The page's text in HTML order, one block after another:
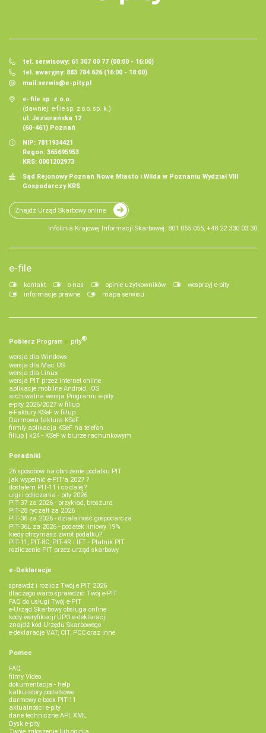
tel. serwisowy: 61 307 00 77 (08:00 - 16:00)
tel. awaryjny: 883 784 626 (16:00 - 18:00)
mail:serwis@e-pity.pl
e-file sp. z o.o.
(dawniej: e-file sp. z o.o. sp. k.)
ul. Jeziorańska 12
(60-461) Poznań
NIP: 7811934421
Regon: 365695953
KRS: 0001202973
Sąd Rejonowy Poznań Nowe Miasto i Wilda w Poznaniu Wydział VIII
Gospodarczy KRS.
Znajdź Urząd Skarbowy online
Infolinia Krajowej Informacji Skarbowej: 801 055 055, +48 22 330 03 30
e-file
kontakt o nas opinie użytkowników
wesprzyj e-pity
informacje prawne
mapa serwisu
Pobierz Program e‑pity®
wersja dla Windows
wersja dla Mac OS
wersja dla Linux
wersja PIT przez internet online
aplikacje mobilne Android, iOS
archiwalna wersja Programu e-pity
e-pity 2026/2027 w fillup
e‑Faktury KSeF w fillup
Darmowa faktura KSeF
firmly aplikacja KSeF na telefon
fillup | k24 - KSeF w biurze rachunkowym
Poradniki
26 sposobów na obniżenie podatku PIT
jak wypełnić e-PIT'a 2027 ?
dostałem PIT-11 i co dalej?
ulgi i odliczenia - pity 2026
PIT-37 za 2026 - przykład, broszura
PIT-28 ryczałt za 2026
PIT-36 za 2026 - działalność gospodarcza
PIT-36L za 2026 - podatek liniowy 19%
kiedy otrzymasz zwrot podatku?
PIT-11, PIT-8C, PIT-4R i IFT - Płatnik PIT
rozliczenie PIT przez urząd skarbowy
e-Deklaracje
sprawdź i rozlicz Twój e PIT 2026
dlaczego warto sprawdzić Twój e-PIT
FAQ do usługi Twój e-PIT
e-Urząd Skarbowy obsługa online
kody weryfikacji UPO e-deklaracji
znajdź kod Urzędu Skarbowego
e-deklaracje VAT, CIT, PCC oraz inne
Pomoc
FAQ
filmy Video
dokumentacja - help
kalkulatory podatkowe
darmowy e-book PIT-11
aktualności e-pity
dane techniczne API, XML
Dysk e-pity
Twoje zgłoszenie lub opinia